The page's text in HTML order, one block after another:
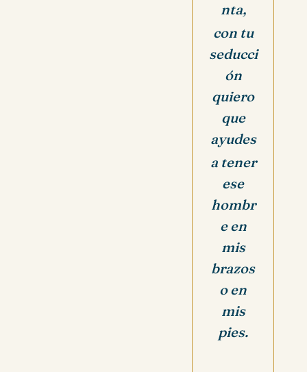
nta,
con tu
seducci
ón
quiero
que
ayudes
a tener
ese
hombr
e en
mis
brazos
o en
mis
pies.